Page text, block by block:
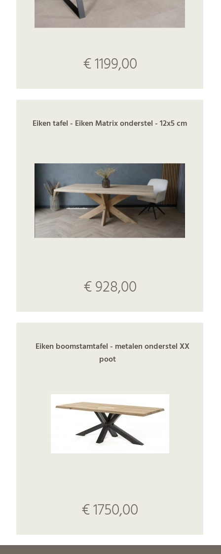
€ 1199,00
Eiken tafel - Eiken Matrix onderstel - 12x5 cm
€ 928,00
Eiken boomstamtafel - metalen onderstel XX
poot
€ 1750,00